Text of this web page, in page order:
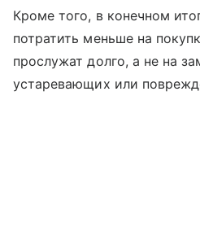
Кроме того, в конечном
потратить меньше на
прослужат долго, а не на
устаревающих или